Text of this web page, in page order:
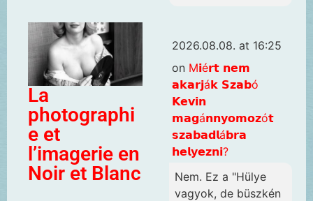
La
photographi
e et
l’imagerie en
Noir et Blanc
2026.08.08. at 16:25
on M𝗶é𝗿𝘁 𝗻𝗲𝗺
𝗮𝗸𝗮𝗿𝗷á𝗸 𝗦𝘇𝗮𝗯ó
𝗞𝗲𝘃𝗶𝗻
𝗺𝗮𝗴á𝗻𝗻𝘆𝗼𝗺𝗼𝘇ó𝘁
𝘀𝘇𝗮𝗯𝗮𝗱𝗹á𝗯𝗿𝗮
𝗵𝗲𝗹𝘆𝗲𝘇𝗻𝗶?
Nem. Ez a "Hülye
vagyok, de büszkén